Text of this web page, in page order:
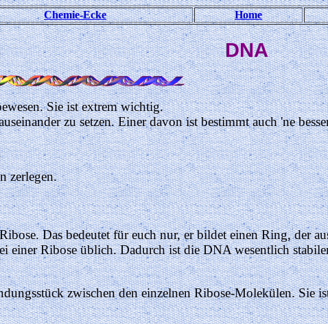
Chemie-Ecke Home
DNA
Sie ist extrem wichtig.
zu setzen. Einer davon ist bestimmt auch 'ne
zerlegen.
Das bedeutet für euch nur, er bildet einen Ring, der
einer Ribose üblich. Dadurch ist die DNA wesentlich
zwischen den einzelnen Ribose-Molekülen. Sie